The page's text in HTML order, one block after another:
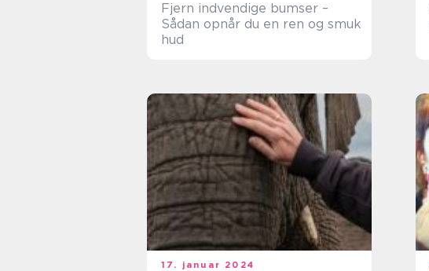
Fjern indvendige bumser –
Sådan opnår du en ren og smuk
hud
17. januar 2024